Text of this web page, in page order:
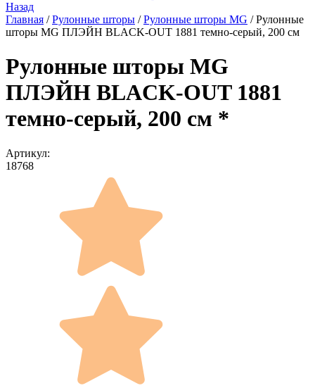
Назад
Главная / Рулонные шторы / Рулонные шторы MG / Рулонные
шторы MG ПЛЭЙН BLACK-OUT 1881 темно-серый, 200 см
Рулонные шторы MG
ПЛЭЙН BLACK-OUT 1881
темно-серый, 200 см *
Артикул:
18768